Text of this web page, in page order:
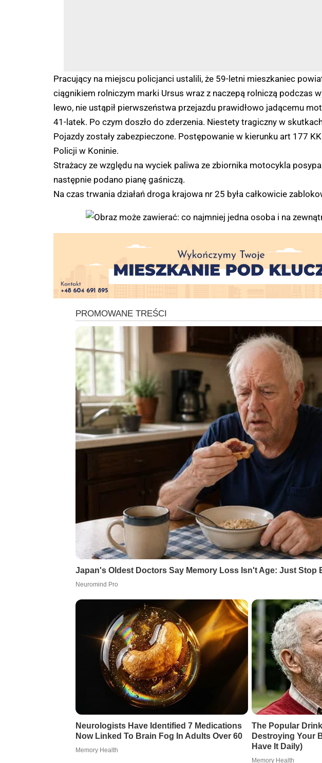
Pracujący na miejscu policjanci ustalili, że 59-letni mieszkaniec
ciągnikiem rolniczym marki Ursus wraz z naczepą rolniczą podczas
lewo, nie ustąpił pierwszeństwa przejazdu prawidłowo jadącemu
41-latek. Po czym doszło do zderzenia. Niestety tragiczny w
Pojazdy zostały zabezpieczone. Postępowanie w kierunku art 177
Policji w Koninie.
Strażacy ze względu na wyciek paliwa ze zbiornika motocykla
następnie podano pianę gaśniczą.
Na czas trwania działań droga krajowa nr 25 była całkowicie